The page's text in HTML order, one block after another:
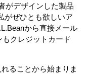
がデザインした製品
がぜひとも欲しいア
から直接メール
クレジットカード
ることから始まりま